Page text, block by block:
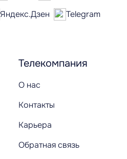
Телекомпания
О нас
Контакты
Карьера
Обратная связь
Яндекс.Дзен
Telegram